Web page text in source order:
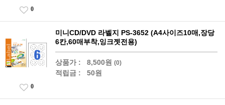
0
미니CD/DVD 라벨지 PS-3652 (A4사이즈10매,장당
6칸,60매부착,잉크젯전용)
상품가 : 8,500원 (0)
적립금 : 50원
0